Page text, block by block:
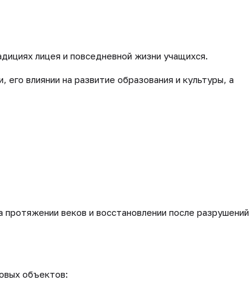
лицея и повседневной жизни учащихся.
влиянии на развитие образования и культуры, а
веков и восстановлении после разрушений
объектов: